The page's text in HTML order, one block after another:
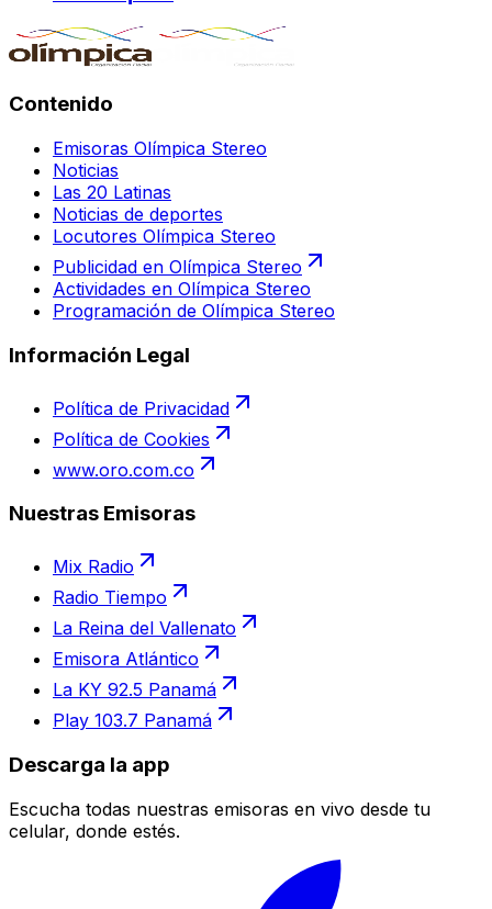
Contenido
Emisoras Olímpica Stereo
Noticias
Las 20 Latinas
Noticias de deportes
Locutores Olímpica Stereo
Publicidad en Olímpica Stereo
Actividades en Olímpica Stereo
Programación de Olímpica Stereo
Información Legal
Política de Privacidad
Política de Cookies
www.oro.com.co
Nuestras Emisoras
Mix Radio
Radio Tiempo
La Reina del Vallenato
Emisora Atlántico
La KY 92.5 Panamá
Play 103.7 Panamá
Descarga la app
Escucha todas nuestras emisoras en vivo desde tu
celular, donde estés.